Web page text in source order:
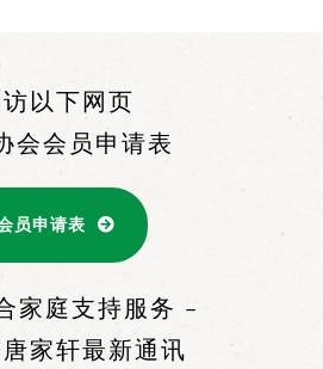
以下网页
会会员申请表
员申请表
家庭支持服务 –
家轩最新通讯